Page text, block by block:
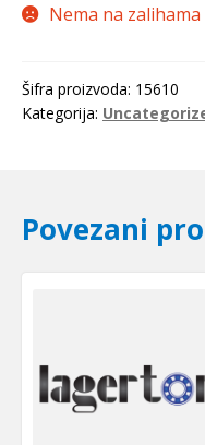
Nema na zalihama
Šifra proizvoda: 15610
Kategorija:
Povezani